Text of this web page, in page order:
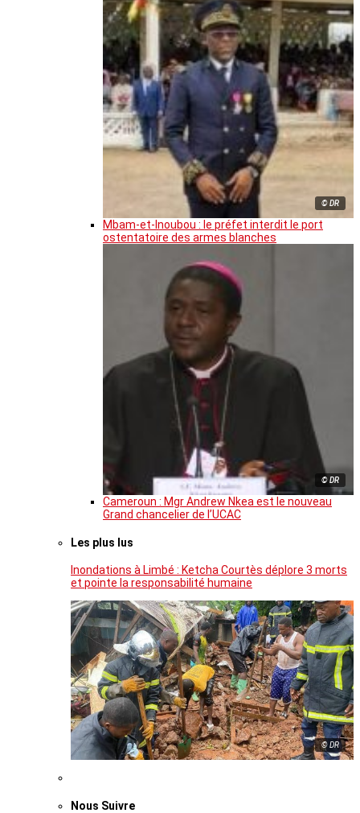
© DR
Mbam-et-Inoubou : le préfet interdit le port
ostentatoire des armes blanches
© DR
Cameroun : Mgr Andrew Nkea est le nouveau
Grand chancelier de l’UCAC
Les plus lus
Inondations à Limbé : Ketcha Courtès déplore 3 morts
et pointe la responsabilité humaine
© DR
Nous Suivre